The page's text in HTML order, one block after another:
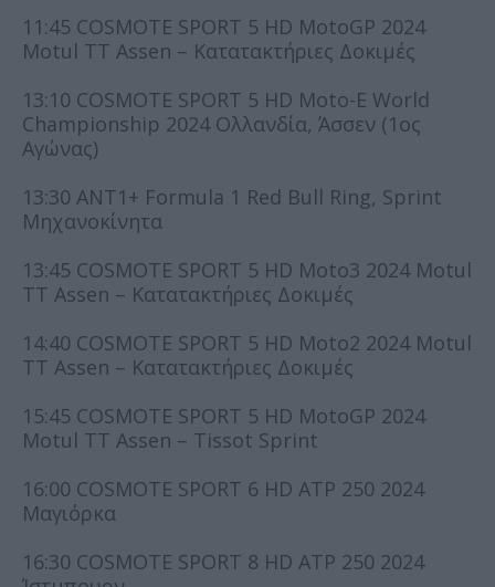
11:45 COSMOTE SPORT 5 HD MotoGP 2024
Motul TT Assen – Κατατακτήριες Δοκιμές
13:10 COSMOTE SPORT 5 HD Moto-E World
Championship 2024 Ολλανδία, Άσσεν (1ος
Αγώνας)
13:30 ΑΝΤ1+ Formula 1 Red Bull Ring, Sprint
Μηχανοκίνητα
13:45 COSMOTE SPORT 5 HD Moto3 2024 Motul
TT Assen – Κατατακτήριες Δοκιμές
14:40 COSMOTE SPORT 5 HD Moto2 2024 Motul
TT Assen – Κατατακτήριες Δοκιμές
15:45 COSMOTE SPORT 5 HD MotoGP 2024
Motul TT Assen – Tissot Sprint
16:00 COSMOTE SPORT 6 HD ATP 250 2024
Μαγιόρκα
16:30 COSMOTE SPORT 8 HD ATP 250 2024